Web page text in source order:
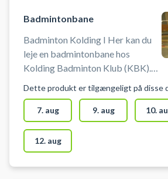
esbjerg #badminton-bramming
Badmintonbane
Badminton Kolding I Her kan du
leje en badmintonbane hos
Kolding Badminton Klub (KBK).
banerne i badmintonhallen i
Kolding. Medbring selv ketcher
og bolde.
Dette produkt er tilgængeligt på disse
7. aug 9. aug 10.
12. aug